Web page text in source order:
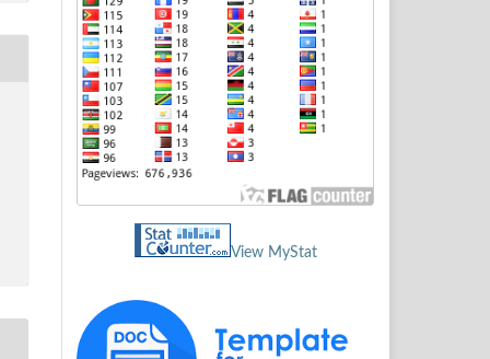
View MyStat